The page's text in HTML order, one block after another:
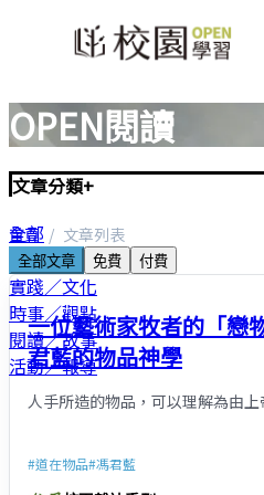
OPEN閱讀
文章分類+
全部
聖經／神學
實踐／文化
時事／觀點
閱讀／故事
活動／報導
首頁 文章列表
全部文章 免費 付費
一位藝術家牧者的「戀
君藍的物品神學
人手所造的物品，可以理解為由上
#道在物品#馮君藍